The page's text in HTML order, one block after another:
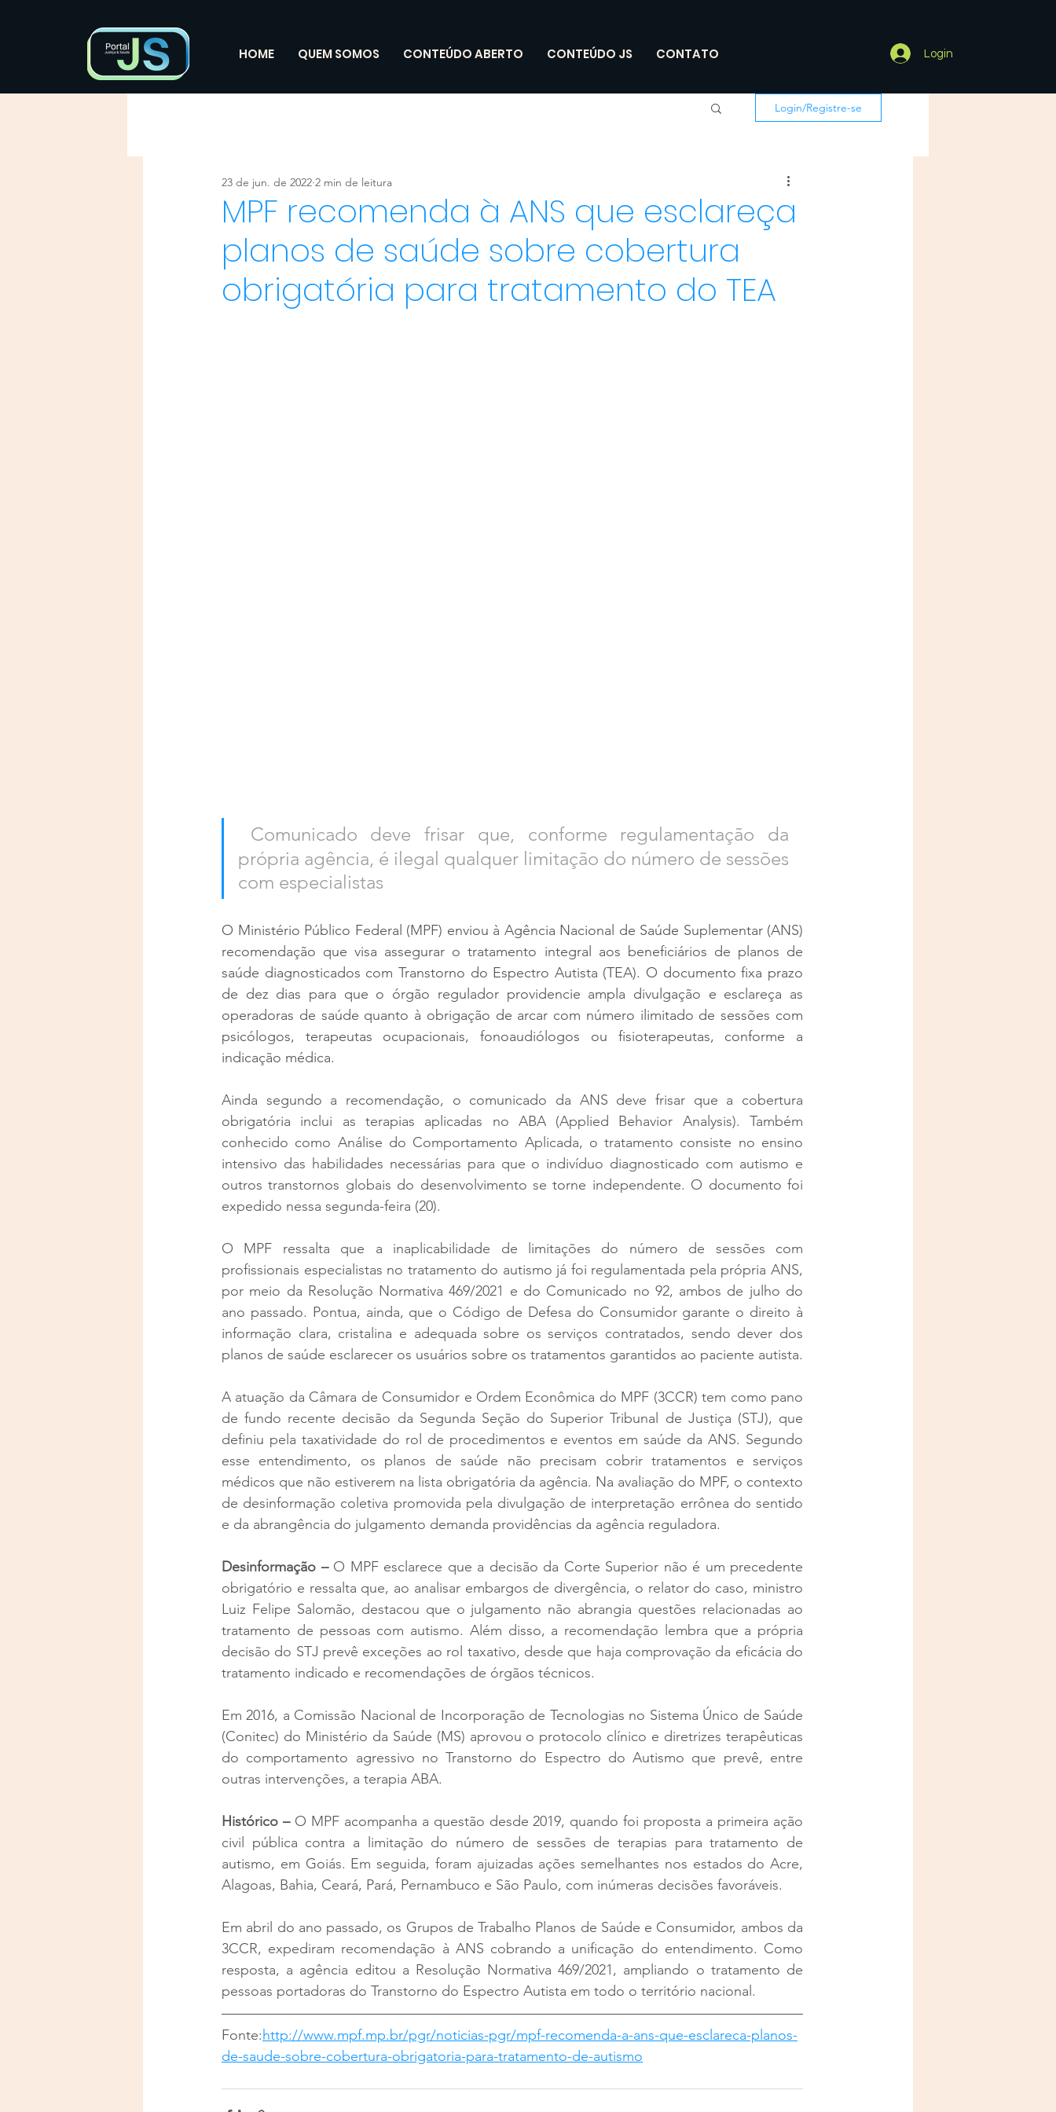
HOME QUEM SOMOS CONTEÚDO ABERTO CONTEÚDO JS CONTATO Login
Login/Registre-se
MPF recomenda à ANS que esclareça
planos de saúde sobre cobertura
obrigatória para tratamento do TEA
23 de jun. de 2022 2 min de leitura
Comunicado deve frisar que, conforme regulamentação da
própria agência, é ilegal qualquer limitação do número de sessões
com especialistas
O Ministério Público Federal (MPF) enviou à Agência Nacional de Saúde Suplementar (ANS)
recomendação que visa assegurar o tratamento integral aos beneficiários de planos de
saúde diagnosticados com Transtorno do Espectro Autista (TEA). O documento fixa prazo
de dez dias para que o órgão regulador providencie ampla divulgação e esclareça as
operadoras de saúde quanto à obrigação de arcar com número ilimitado de sessões com
psicólogos, terapeutas ocupacionais, fonoaudiólogos ou fisioterapeutas, conforme a
indicação médica.
Ainda segundo a recomendação, o comunicado da ANS deve frisar que a cobertura
obrigatória inclui as terapias aplicadas no ABA (Applied Behavior Analysis). Também
conhecido como Análise do Comportamento Aplicada, o tratamento consiste no ensino
intensivo das habilidades necessárias para que o indivíduo diagnosticado com autismo e
outros transtornos globais do desenvolvimento se torne independente. O documento foi
expedido nessa segunda-feira (20).
O MPF ressalta que a inaplicabilidade de limitações do número de sessões com
profissionais especialistas no tratamento do autismo já foi regulamentada pela própria ANS,
por meio da Resolução Normativa 469/2021 e do Comunicado no 92, ambos de julho do
ano passado. Pontua, ainda, que o Código de Defesa do Consumidor garante o direito à
informação clara, cristalina e adequada sobre os serviços contratados, sendo dever dos
planos de saúde esclarecer os usuários sobre os tratamentos garantidos ao paciente autista.
A atuação da Câmara de Consumidor e Ordem Econômica do MPF (3CCR) tem como pano
de fundo recente decisão da Segunda Seção do Superior Tribunal de Justiça (STJ), que
definiu pela taxatividade do rol de procedimentos e eventos em saúde da ANS. Segundo
esse entendimento, os planos de saúde não precisam cobrir tratamentos e serviços
médicos que não estiverem na lista obrigatória da agência. Na avaliação do MPF, o contexto
de desinformação coletiva promovida pela divulgação de interpretação errônea do sentido
e da abrangência do julgamento demanda providências da agência reguladora.
Desinformação – O MPF esclarece que a decisão da Corte Superior não é um precedente
obrigatório e ressalta que, ao analisar embargos de divergência, o relator do caso, ministro
Luiz Felipe Salomão, destacou que o julgamento não abrangia questões relacionadas ao
tratamento de pessoas com autismo. Além disso, a recomendação lembra que a própria
decisão do STJ prevê exceções ao rol taxativo, desde que haja comprovação da eficácia do
tratamento indicado e recomendações de órgãos técnicos.
Em 2016, a Comissão Nacional de Incorporação de Tecnologias no Sistema Único de Saúde
(Conitec) do Ministério da Saúde (MS) aprovou o protocolo clínico e diretrizes terapêuticas
do comportamento agressivo no Transtorno do Espectro do Autismo que prevê, entre
outras intervenções, a terapia ABA.
Histórico – O MPF acompanha a questão desde 2019, quando foi proposta a primeira ação
civil pública contra a limitação do número de sessões de terapias para tratamento de
autismo, em Goiás. Em seguida, foram ajuizadas ações semelhantes nos estados do Acre,
Alagoas, Bahia, Ceará, Pará, Pernambuco e São Paulo, com inúmeras decisões favoráveis.
Em abril do ano passado, os Grupos de Trabalho Planos de Saúde e Consumidor, ambos da
3CCR, expediram recomendação à ANS cobrando a unificação do entendimento. Como
resposta, a agência editou a Resolução Normativa 469/2021, ampliando o tratamento de
pessoas portadoras do Transtorno do Espectro Autista em todo o território nacional.
Fonte:http://www.mpf.mp.br/pgr/noticias-pgr/mpf-recomenda-a-ans-que-esclareca-planos-
de-saude-sobre-cobertura-obrigatoria-para-tratamento-de-autismo